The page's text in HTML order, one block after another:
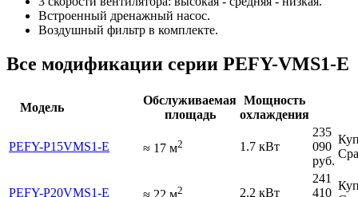
Встроенный дренажный насос.
Воздушный фильтр в комплекте.
Все модификации серии PEFY-VMS1-E
Модель
Обслуживаемая
площадь
Мощность
охлаждения
PEFY-P15VMS1-E ≈ 17 м2 1.7 кВт
235
090
руб.
PEFY-P20VMS1-E ≈ 22 м2 2.2 кВт
241
410